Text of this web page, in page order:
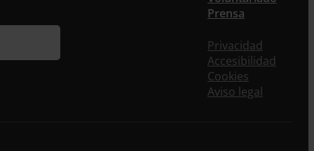
no dejes de completar este formulario.
te daremos de alta en nuestra base de
y podrás estar al tanto de todas las novedades.
Prensa
Privacidad
Accesibilidad
Cookies
Aviso legal